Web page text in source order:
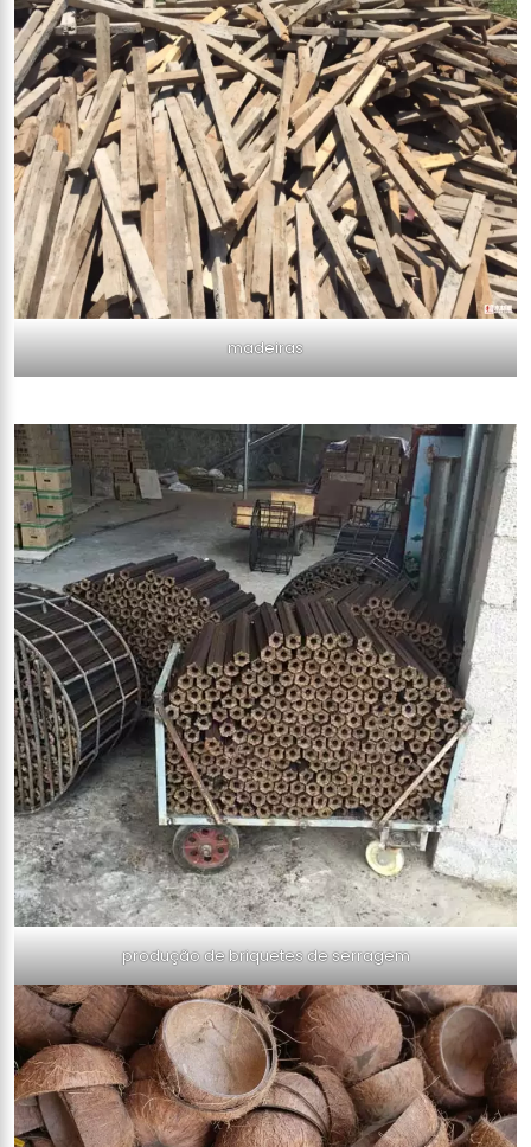
madeiras
produção de briquetes de serragem